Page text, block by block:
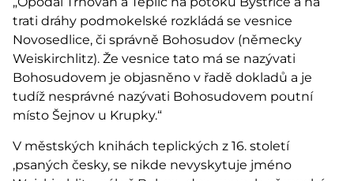
trati dráhy podmokelské rozkládá se vesnice
Novosedlice, či správně Bohosudov (německy
Weiskirchlitz). Že vesnice tato má se nazývati
Bohosudovem je objasněno v řadě dokladů a je
tudíž nesprávné nazývati Bohosudovem poutní
místo Šejnov u Krupky.“
V městských knihách teplických z 16. století
,psaných česky, se nikde nevyskytuje jméno